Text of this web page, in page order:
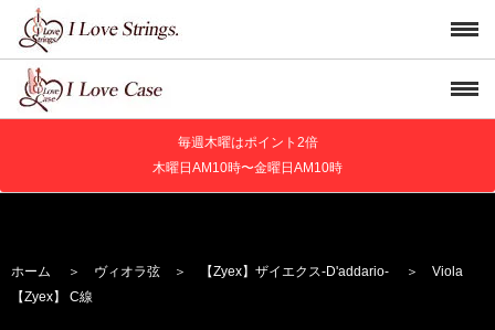
毎週木曜はポイント2倍
木曜日AM10時〜金曜日AM10時
ホーム ＞ ヴィオラ弦 ＞ 【Zyex】 ザイエクス-D'addario- ＞ Viola
【Zyex】 C線